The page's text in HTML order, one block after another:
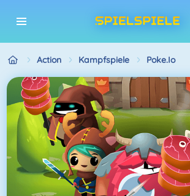
Action Kampfspiele Poke.io